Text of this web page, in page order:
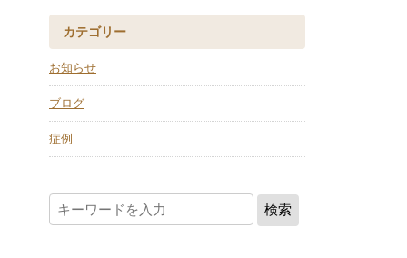
カテゴリー
お知らせ
ブログ
症例